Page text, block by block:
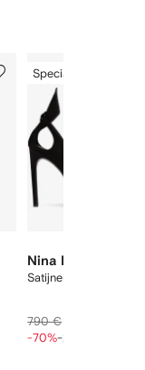
van
Nina Ricci
Satijnen pumps
790 €
-70%-20%